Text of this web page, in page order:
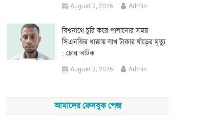
August 2, 2026 Admin
‎বিশ্বনাথে চুরি করে পালানোর সময়
সিএনজির ধাক্কায় লাখ টাকার ষাঁড়ের মৃত্যু
: চোর আটক
August 2, 2026 Admin
আমাদের ফেসবুক পেজ